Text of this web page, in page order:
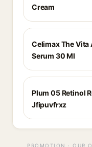
Cream
Celimax The Vita
Serum 30 Ml
Plum 05 Retinol
Jfipuvfrxz
PROMOTION · OUR